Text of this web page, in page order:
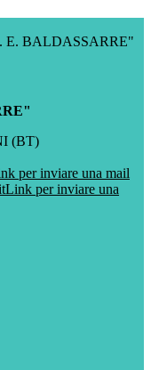
E. BALDASSARRE"
(BT)
per inviare una mail
Link per inviare una